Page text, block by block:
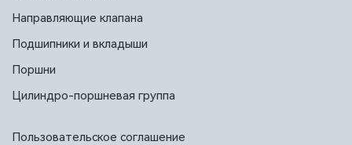
Направляющие клапана
Подшипники и вкладыши
Поршни
Цилиндро-поршневая группа
Пользовательское соглашение